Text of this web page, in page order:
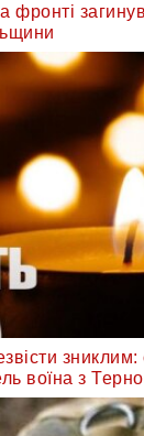
фронті
зниклим:
воїна з